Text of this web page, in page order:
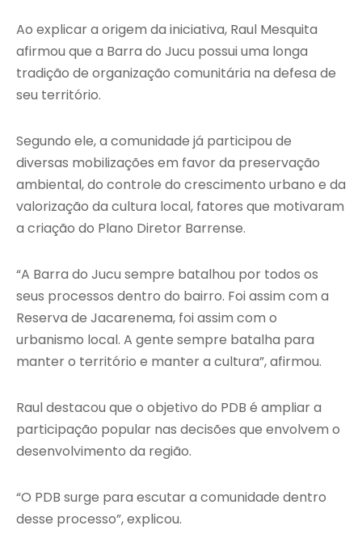
Ao explicar a origem da iniciativa, Raul Mesquita
afirmou que a Barra do Jucu possui uma longa
tradição de organização comunitária na defesa de
seu território.
Segundo ele, a comunidade já participou de
diversas mobilizações em favor da preservação
ambiental, do controle do crescimento urbano e da
valorização da cultura local, fatores que motivaram
a criação do Plano Diretor Barrense.
“A Barra do Jucu sempre batalhou por todos os
seus processos dentro do bairro. Foi assim com a
Reserva de Jacarenema, foi assim com o
urbanismo local. A gente sempre batalha para
manter o território e manter a cultura”, afirmou.
Raul destacou que o objetivo do PDB é ampliar a
participação popular nas decisões que envolvem o
desenvolvimento da região.
“O PDB surge para escutar a comunidade dentro
desse processo”, explicou.